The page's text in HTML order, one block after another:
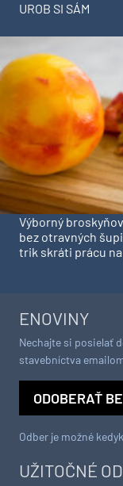
UROB SI SÁM
Výborný
bez otravných
trik skráti prácu
UŽITOČNÉ
ENOVINY
Nechajte si posielať
stavebníctva
ODOBERAŤ
Odber je možné